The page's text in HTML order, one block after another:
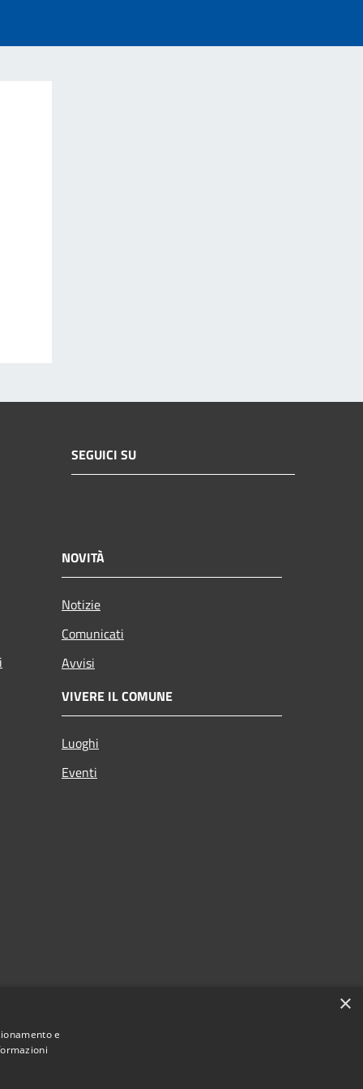
SEGUICI SU
NOVITÀ
Notizie
Comunicati
Avvisi
VIVERE IL COMUNE
Luoghi
Eventi
×
e